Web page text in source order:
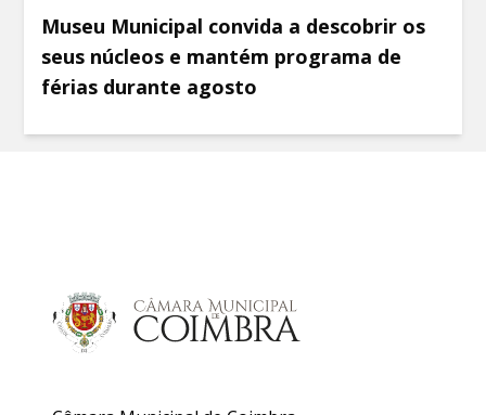
Museu Municipal convida a descobrir os
seus núcleos e mantém programa de
férias durante agosto